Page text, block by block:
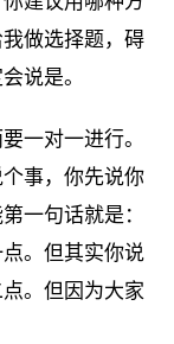
做选择题，碍
说是。
一对一进行。
事，你先说你
一句话就是：
。但其实你说
。但因为大家